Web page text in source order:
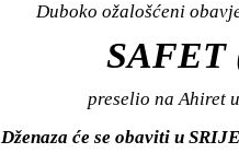
Duboko ožalošćeni
SAFET
preselio na Ahiret
Dženaza će se obaviti u